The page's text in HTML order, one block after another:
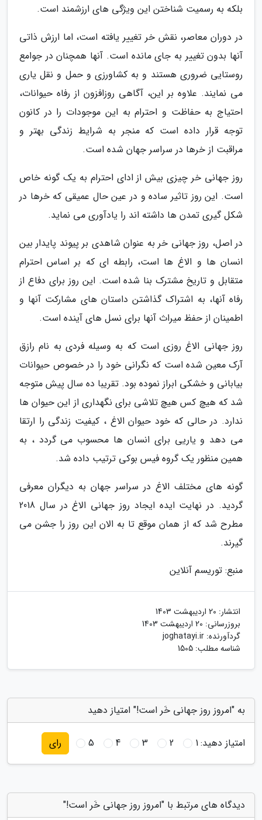
بلکه به رسمیت شناختن این ویژگی های ارزشمند است.
در دوران معاصر، نقش خر تغییر یافته است، اما ارزش ذاتی
آنها بدون تغییر به جای مانده است. آنها همچنان در جوامع
روستایی ضروری هستند و به کشاورزی و حمل و نقل یاری
می نمایند. علاوه بر این، آگاهی روزافزون از رفاه حیوانات،
احتیاج به حفاظت و احترام به این موجودات را در کانون
توجه قرار داده است که منجر به شرایط زندگی بهتر و
مراقبت از خرها در سراسر جهان شده است.
روز جهانی خر چیزی بیش از ادای احترام به یک گونه خاص
است. این روز تاثیر ساده و در عین حال عمیقی که خرها در
شکل گیری تمدن ها داشته اند را یادآوری می نماید.
در اصل، روز جهانی خر به عنوان شاهدی بر پیوند پایدار بین
انسان ها و الاغ ها است، رابطه ای که بر اساس احترام
متقابل و تاریخ مشترک بنا شده است. این روز برای دفاع از
رفاه آنها، به اشتراک گذاشتن داستان های مشارکت آنها و
اطمینان از حفظ میراث آنها برای نسل های آینده است.
روز جهانی الاغ روزی است که به وسیله فردی به نام رازق
آرک معین شده است که نگرانی خود را در خصوص حیوانات
بیابانی و خشکی ابراز نموده بود. تقریبا ده سال پیش متوجه
شد که هیچ کس هیچ تلاشی برای نگهداری از این حیوان ها
ندارد. در حالی که خود حیوان الاغ ، کیفیت زندگی را ارتقا
می دهد و یاریی برای انسان ها محسوب می گردد ، به
همین منظور یک گروه فیس بوکی ترتیب داده شد.
گونه های مختلف الاغ در سراسر جهان به دیگران معرفی
گردید. در نهایت ایده ایجاد روز جهانی الاغ در سال 2018
مطرح شد که از همان موقع تا به الان این روز را جشن می
گیرند.
منبع: توریسم آنلاین
انتشار: 20 اردیبهشت 1403
بروزرسانی: 20 اردیبهشت 1403
گردآورنده: joghatayi.ir
شناسه مطلب: 1505
به "امروز روز جهانی خَر است!" امتیاز دهید
امتیاز دهید:1
2
3
4
5 رای
دیدگاه های مرتبط با "امروز روز جهانی خَر است!"